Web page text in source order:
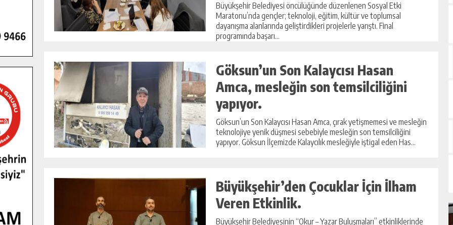
Büyükşehir Belediyesi öncülüğünde düzenlenen Sosyal Etki
Maratonu’nda gençler; teknoloji, eğitim, kültür ve toplumsal
dayanışma alanlarında geliştirdikleri projelerle yarıştı. Final
programında başarı...
Göksun’un Son Kalaycısı Hasan
Amca, mesleğin son temsilciliğini
yapıyor.
Göksun’un Son Kalaycısı Hasan Amca, çırak yetişmemesi ve mesleğin
teknolojiye yenik düşmesi sebebiyle mesleğin son temsilciliğini
yapıyor. Göksun İlçemizde Kalaycılık mesleğiyle iştigal eden Has...
Büyükşehir’den Çocuklar İçin İlham
Veren Etkinlik.
Büyükşehir Belediyesinin “Okur – Yazar Buluşmaları” etkinliklerinde